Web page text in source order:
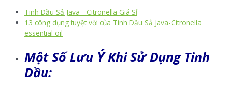
Tinh Dầu Sả Java - Citronella Giá Sỉ
13 công dụng tuyệt vời của Tinh Dầu Sả Java-Citronella
essential oil
Một Số Lưu ÝKhi Sử Dụng Tinh
Dầu: